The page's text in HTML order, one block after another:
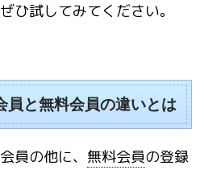
ひ試してみてください。
員と無料会員の違いとは
員の他に、 無料会員の登録